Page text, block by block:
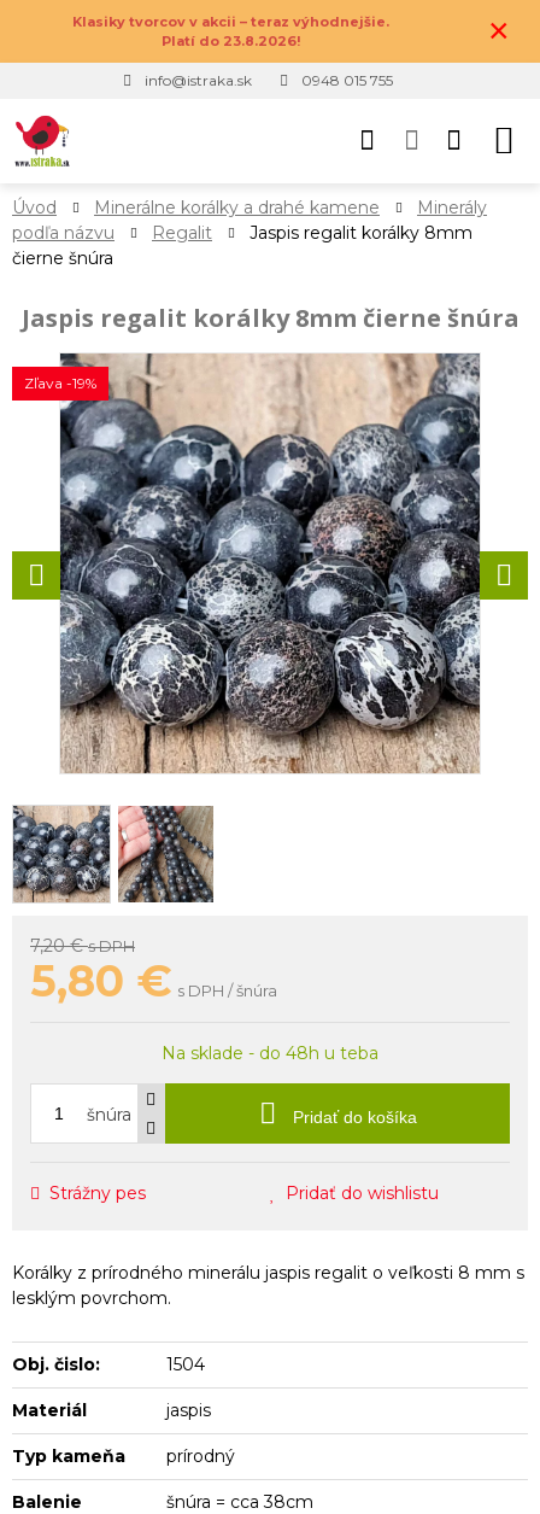
Klasiky tvorcov v akcii – teraz výhodnejšie.
Platí do 23.8.2026!
×
info@istraka.sk 0948 015 755
Úvod Minerálne korálky a drahé kamene
Minerály
podľa názvu
Regalit
Jaspis regalit korálky 8mm
čierne šnúra
Jaspis regalit korálky 8mm čierne šnúra
Zľava -19%
7,20 €s DPH
5,80 € s DPH / šnúra
Na sklade - do 48h u teba
šnúra Pridať do košíka
Strážny pes Pridať do wishlistu
Korálky z prírodného minerálu jaspis regalit o veľkosti 8 mm s
lesklým povrchom.
Obj. čislo: 1504
Materiál jaspis
Typ kameňa prírodný
Balenie šnúra = cca 38cm